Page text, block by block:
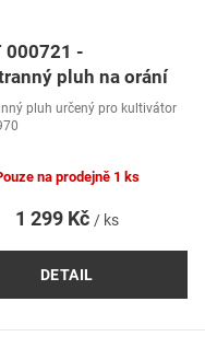
000721 -
pluh na orání
1 299 Kč / ks
DETAIL
pluh určený pro kultivátor
na prodejně 1 ks